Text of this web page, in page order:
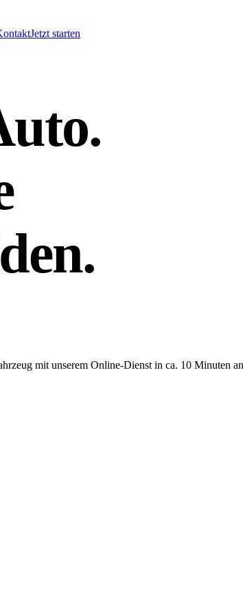
Jetzt starten
mit unserem Online-Dienst in ca. 10 Minuten